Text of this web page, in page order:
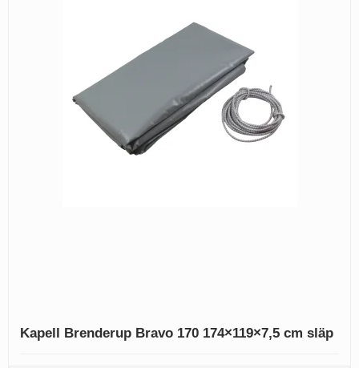
Kapell Brenderup Bravo 170 174×119×7,5 cm släp